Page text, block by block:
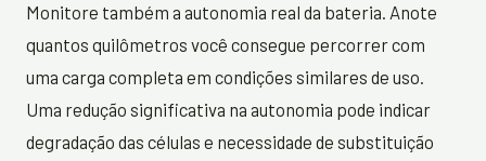
Monitore também a autonomia real da bateria. Anote
quantos quilômetros você consegue percorrer com
uma carga completa em condições similares de uso.
Uma redução significativa na autonomia pode indicar
degradação das células e necessidade de substituição